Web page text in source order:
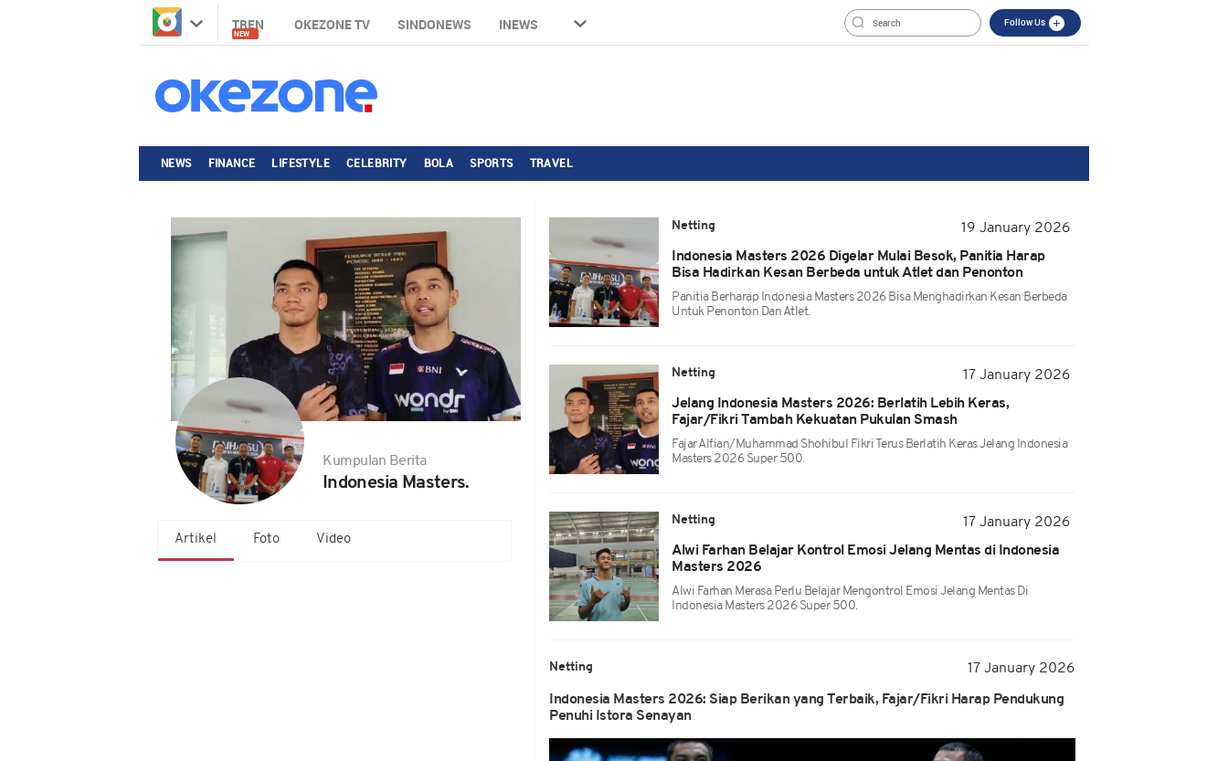
TREN
NEW
OKEZONE TV SINDONEWS INEWS Follow Us
NEWS FINANCE LIFESTYLE CELEBRITY BOLA SPORTS TRAVEL
Kumpulan Berita
Indonesia Masters.
Artikel Foto Video
Netting
19 January 2026
Indonesia Masters 2026 Digelar Mulai Besok, Panitia Harap
Bisa Hadirkan Kesan Berbeda untuk Atlet dan Penonton
Panitia Berharap Indonesia Masters 2026 Bisa Menghadirkan Kesan Berbeda
Untuk Penonton Dan Atlet.
Netting
17 January 2026
Jelang Indonesia Masters 2026: Berlatih Lebih Keras,
Fajar/Fikri Tambah Kekuatan Pukulan Smash
Fajar Alfian/Muhammad Shohibul Fikri Terus Berlatih Keras Jelang Indonesia
Masters 2026 Super 500.
Netting
17 January 2026
Alwi Farhan Belajar Kontrol Emosi Jelang Mentas di Indonesia
Masters 2026
Alwi Farhan Merasa Perlu Belajar Mengontrol Emosi Jelang Mentas Di
Indonesia Masters 2026 Super 500.
Netting 17 January 2026
Indonesia Masters 2026: Siap Berikan yang Terbaik, Fajar/Fikri Harap Pendukung
Penuhi Istora Senayan